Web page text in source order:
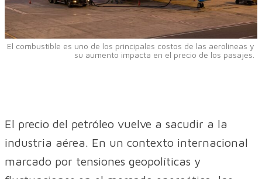
El combustible es uno de los principales costos de las aerolíneas y
su aumento impacta en el precio de los pasajes.
El precio del petróleo vuelve a sacudir a la
industria aérea. En un contexto internacional
marcado por tensiones geopolíticas y